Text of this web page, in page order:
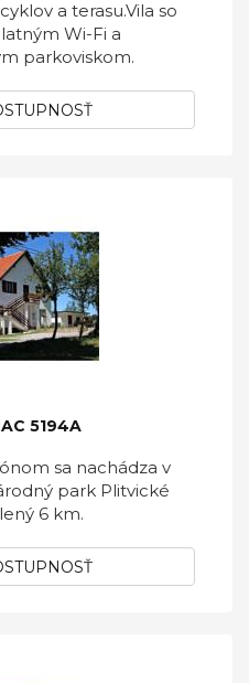
a terasu.Vila so
Wi-Fi a
parkoviskom.
5194A
sa nachádza v
park Plitvické
6 km.